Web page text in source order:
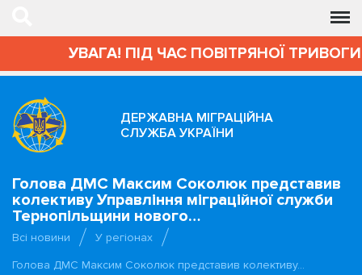
УВАГА! ПІД ЧАС ПОВІТРЯНОЇ
ДЕРЖАВНА МІГРАЦІЙНА
СЛУЖБА УКРАЇНИ
Голова ДМС Максим Соколюк представив
колективу Управління міграційної служби
Тернопільщини нового…
Всі новини
У регіонах
Голова ДМС Максим Соколюк представив колективу…